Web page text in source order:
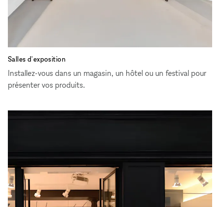
Salles d'exposition
Installez-vous dans un magasin, un hôtel ou un festival pour
présenter vos produits.